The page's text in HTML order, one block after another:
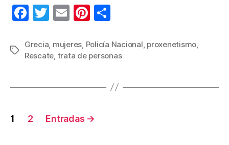
F
c
e
o
k
T
tt
er
E
ail
Pi
er
e
m
p
ar
tir
Etiquetas
Grecia, mujeres, Policía Nacional, proxenetismo,
Rescate, trata de personas
Navegación
1 2 Entradas →